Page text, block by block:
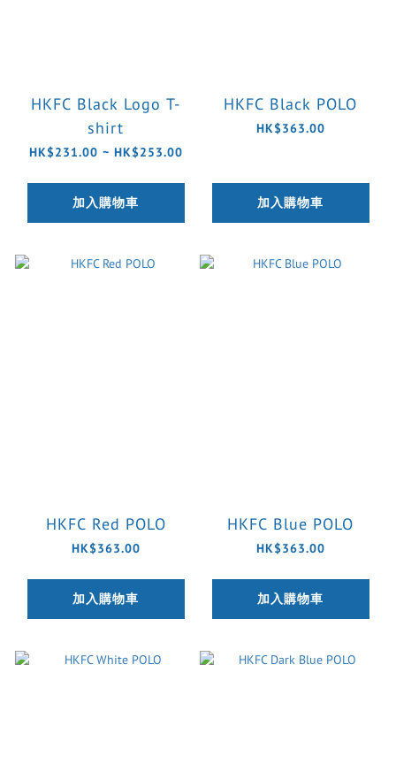
HKFC Black Logo T-
shirt
HK$231.00 ~ HK$253.00
加入購物車
HKFC Black POLO
HK$363.00
加入購物車
HKFC Red POLO
HK$363.00
加入購物車
HKFC Blue POLO
HK$363.00
加入購物車